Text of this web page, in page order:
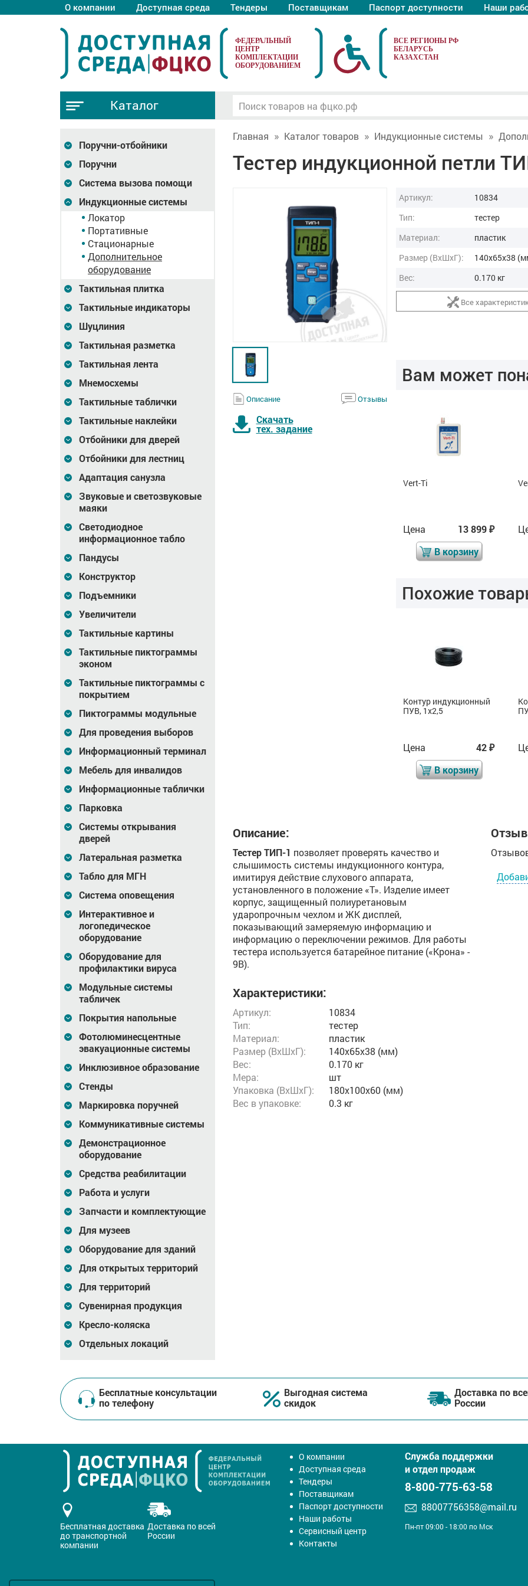
О компании Доступная среда Тендеры Поставщикам Паспорт доступности Наши
ФЕДЕРАЛЬНЫЙ
ЦЕНТР
КОМПЛЕКТАЦИИ
ОБОРУДОВАНИЕМ
Каталог
Поручни-отбойники
Поручни
Система вызова помощи
Индукционные системы
Локатор
Портативные
Стационарные
Дополнительное
оборудование
Тактильная плитка
Тактильные индикаторы
Шуцлиния
Тактильная разметка
Тактильная лента
Мнемосхемы
Тактильные таблички
Тактильные наклейки
Отбойники для дверей
Отбойники для лестниц
Адаптация санузла
Звуковые и светозвуковые
маяки
Светодиодное
информационное табло
Пандусы
Конструктор
Подъемники
Увеличители
Тактильные картины
Тактильные пиктограммы
эконом
Тактильные пиктограммы с
покрытием
Пиктограммы модульные
Для проведения выборов
Информационный терминал
Мебель для инвалидов
Информационные таблички
Парковка
Системы открывания
дверей
Латеральная разметка
Табло для МГН
Система оповещения
Интерактивное и
логопедическое
оборудование
Оборудование для
профилактики вируса
Модульные системы
табличек
Покрытия напольные
Фотолюминесцентные
эвакуационные системы
Инклюзивное образование
Стенды
Маркировка поручней
Коммуникативные системы
Демонстрационное
оборудование
Средства реабилитации
Работа и услуги
Запчасти и комплектующие
Для музеев
Оборудование для зданий
Для открытых территорий
Для территорий
Сувенирная продукция
Кресло-коляска
Отдельных локаций
Главная Каталог товаров Индукционные системы
Тестер индукционной петли
Описание Отзывы
Скачать
тех. задание
Артикул:
10834
Тип:
тестер
Материал:
пластик
Размер (ВxШxГ):
140x65x38
Вес:
0.170 кг
Все
Вам может
Vert-Ti
Цена 13 899
Vert-Ti
Цена 13 899₽
В корзину
Похожие
Выносная панель РСД
6,35
Цена 7 020₽
В корзину
индукционная петля
Цена
Контур индукционный
ПУВ, 1х2,5
Цена 42₽
В корзину
Описание:
Тестер ТИП-1 позволяет проверять качество и
слышимость системы индукционного контура,
имитируя действие слухового аппарата,
установленного в положение «Т». Изделие имеет
корпус, защищенный полиуретановым
ударопрочным чехлом и ЖК дисплей,
показывающий замеряемую информацию и
информацию о переключении режимов. Для работы
тестера используется батарейное питание («Крона» -
9В).
Характеристики:
Артикул:
10834
Тип:
тестер
Материал:
пластик
Размер (ВxШxГ):
140x65x38 (мм)
Вес:
0.170 кг
Мера:
шт
Упаковка (ВхШхГ):
180x100x60 (мм)
Вес в упаковке:
0.3 кг
Бесплатные консультации
по телефону
Выгодная система
скидок
Доставка по
России
Бесплатная доставка
до транспортной
компании
Доставка по всей
России
О компании
Доступная среда
Тендеры
Поставщикам
Паспорт доступности
Наши работы
Сервисный центр
Контакты
Служба поддержки
и отдел продаж
8-800-775-63-58
88007756358@mail.ru
Пн-пт 09:00 - 18:00 по Мск